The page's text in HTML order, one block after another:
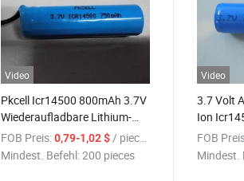
Video
Pkcell Icr14500 800mAh 3.7V
Wiederaufladbare Lithium-
Ionen-Batterien Icr14500 AA-
Größe Batterien
FOB Preis:0,79-1,02 $/ pieces
Mindest. Befehl:200 pieces
Video
3.7 Volt
Ion
FOB
Mindest.